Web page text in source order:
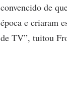
convencido de
época e criaram
de TV”, tuitou